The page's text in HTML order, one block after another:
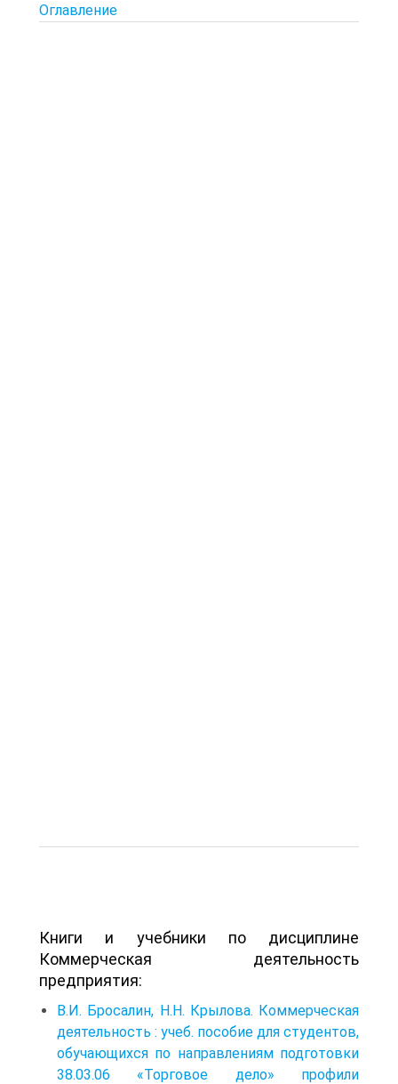
Оглавление
Книги и учебники по дисциплине
Коммерческая деятельность
предприятия:
В.И. Бросалин, Н.Н. Крылова. Коммерческая
деятельность : учеб. пособие для студентов,
обучающихся по направлениям подготовки
38.03.06 «Торговое дело» профили